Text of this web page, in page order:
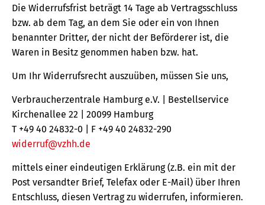
Die Widerrufsfrist beträgt 14 Tage ab Vertragsschluss
bzw. ab dem Tag, an dem Sie oder ein von Ihnen
benannter Dritter, der nicht der Beförderer ist, die
Waren in Besitz genommen haben bzw. hat.
Um Ihr Widerrufsrecht auszuüben, müssen Sie uns,
Verbraucherzentrale Hamburg e.V. | Bestellservice
Kirchenallee 22 | 20099 Hamburg
T +49 40 24832-0 | F +49 40 24832-290
widerruf@vzhh.de
mittels einer eindeutigen Erklärung (z.B. ein mit der
Post versandter Brief, Telefax oder E-Mail) über Ihren
Entschluss, diesen Vertrag zu widerrufen, informieren.